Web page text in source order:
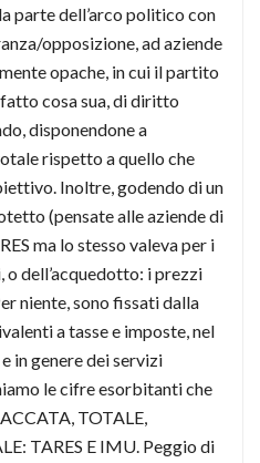
parte dell’arco politico con
opposizione, ad aziende
opache, in cui il partito
cosa sua, di diritto
disponendone a
rispetto a quello che
Inoltre, godendo di un
(pensate alle aziende di
ma lo stesso valeva per i
dell’acquedotto: i prezzi
niente, sono fissati dalla
a tasse e imposte, nel
in genere dei servizi
le cifre esorbitanti che
TOTALE,
TARES E IMU. Peggio di